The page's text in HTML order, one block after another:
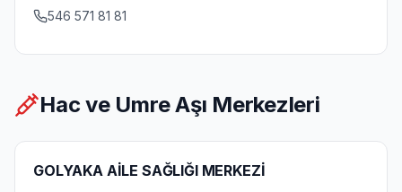
546 571 81 81
Hac ve Umre Aşı Merkezleri
GOLYAKA AİLE SAĞLIĞI MERKEZİ